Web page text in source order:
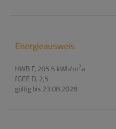
Energieausweis
HWB F, 205.5 kWh/m2a
fGEE D, 2,5
gültig bis 23.08.2028